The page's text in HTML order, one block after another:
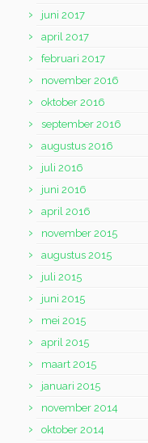
juni 2017
april 2017
februari 2017
november 2016
oktober 2016
september 2016
augustus 2016
juli 2016
juni 2016
april 2016
november 2015
augustus 2015
juli 2015
juni 2015
mei 2015
april 2015
maart 2015
januari 2015
november 2014
oktober 2014